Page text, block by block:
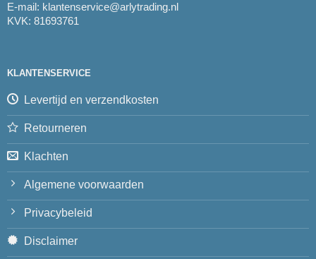
E-mail: klantenservice@arlytrading.nl
KVK: 81693761
KLANTENSERVICE
Levertijd en verzendkosten
Retourneren
Klachten
Algemene voorwaarden
Privacybeleid
Disclaimer